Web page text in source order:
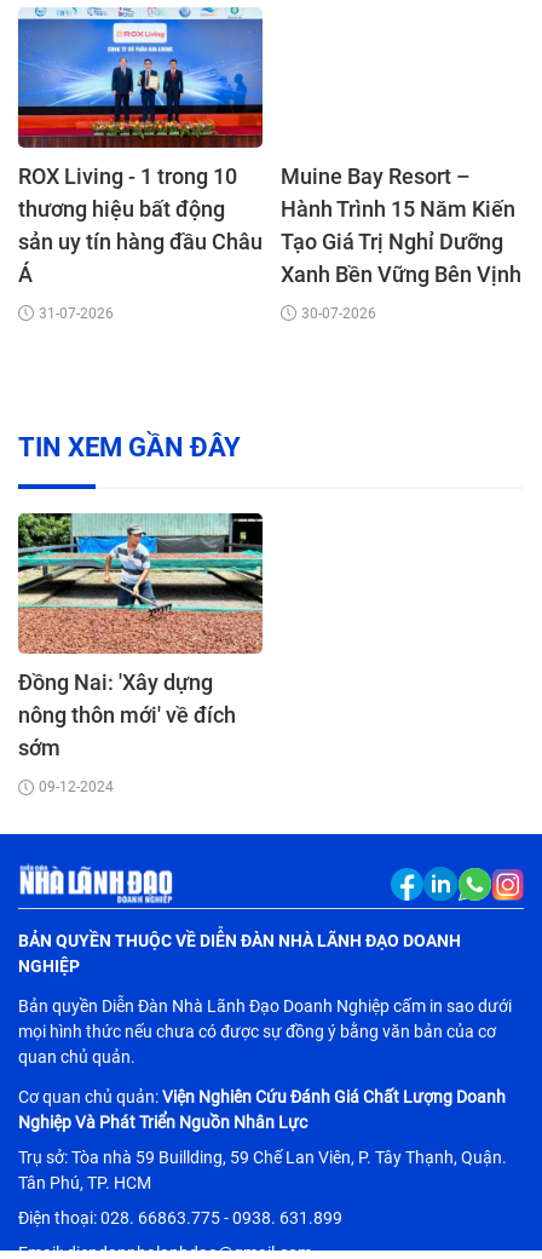
ROX Living - 1 trong 10
thương hiệu bất động
sản uy tín hàng đầu Châu
Á
31-07-2026
Muine Bay Resort –
Hành Trình 15 Năm Kiến
Tạo Giá Trị Nghỉ Dưỡng
Xanh Bền Vững Bên Vịnh
Mũi Né
30-07-2026
TIN XEM GẦN ĐÂY
Đồng Nai: 'Xây dựng
nông thôn mới' về đích
sớm
09-12-2024
BẢN QUYỀN THUỘC VỀ DIỄN ĐÀN NHÀ LÃNH ĐẠO DOANH
NGHIỆP
Bản quyền Diễn Đàn Nhà Lãnh Đạo Doanh Nghiệp cấm in sao dưới
mọi hình thức nếu chưa có được sự đồng ý bằng văn bản của cơ
quan chủ quản.
Cơ quan chủ quản:Viện Nghiên Cứu Đánh Giá Chất Lượng Doanh
Nghiệp Và Phát Triển Nguồn Nhân Lực
Trụ sở: Tòa nhà 59 Buillding, 59 Chế Lan Viên, P. Tây Thạnh, Quận.
Tân Phú, TP. HCM
Điện thoại: 028. 66863.775 - 0938. 631.899
Email: diendannhalanhdao@gmail.com